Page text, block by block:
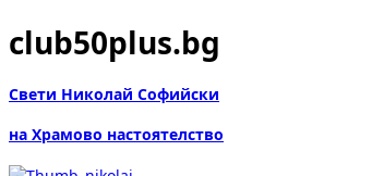
club50plus.bg
Свети Николай Софийски
на Храмово настоятелство